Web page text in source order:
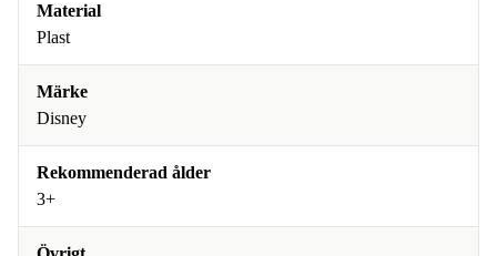
Material
Plast
Märke
Disney
Rekommenderad ålder
3+